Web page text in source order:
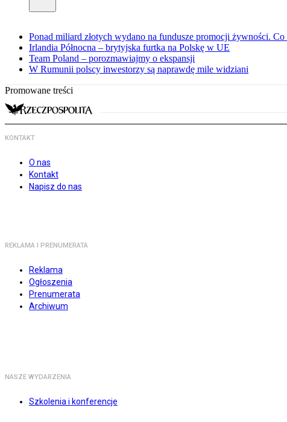
Ponad miliard złotych wydano na fundusze promocji żywności. Co
Irlandia Północna – brytyjska furtka na Polskę w UE
Team Poland – porozmawiajmy o ekspansji
W Rumunii polscy inwestorzy są naprawdę mile widziani
Promowane treści
KONTAKT
O nas
Kontakt
Napisz do nas
REKLAMA I PRENUMERATA
Reklama
Ogłoszenia
Prenumerata
Archiwum
NASZE WYDARZENIA
Szkolenia i konferencje